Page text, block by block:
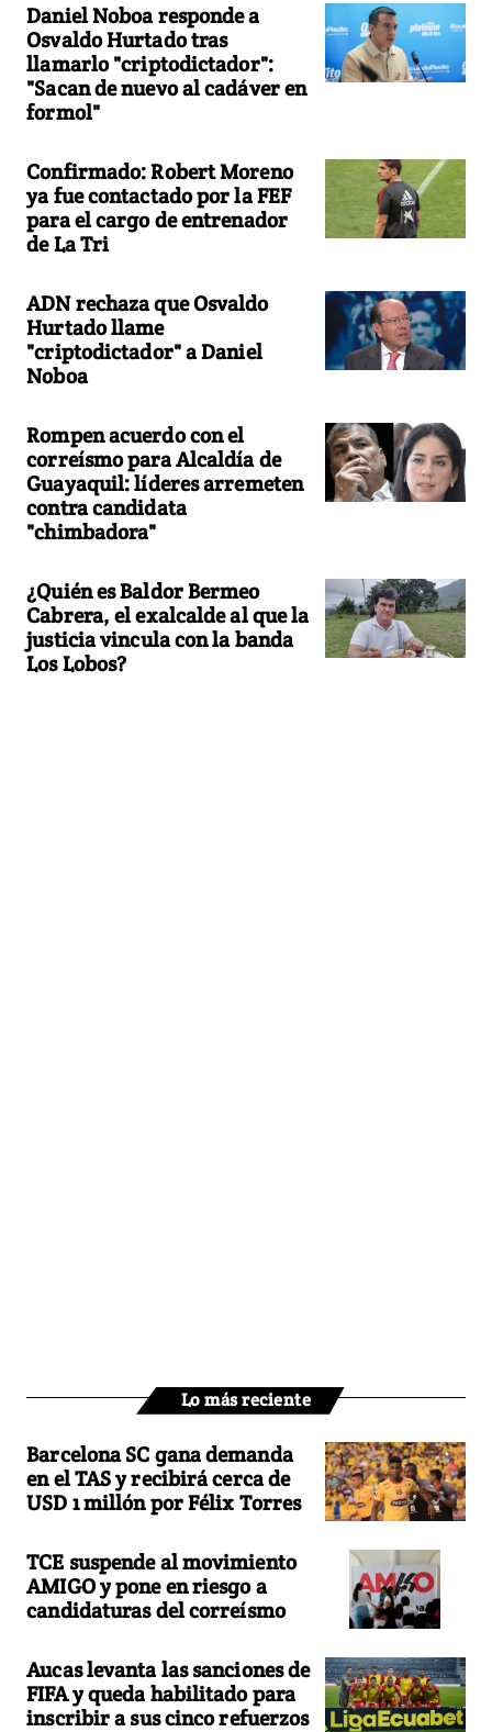
Daniel Noboa responde a
Osvaldo Hurtado tras
llamarlo "criptodictador":
"Sacan de nuevo al cadáver en
formol"
Confirmado: Robert Moreno
ya fue contactado por la FEF
para el cargo de entrenador
de La Tri
ADN rechaza que Osvaldo
Hurtado llame
"criptodictador" a Daniel
Noboa
Rompen acuerdo con el
correísmo para Alcaldía de
Guayaquil: líderes arremeten
contra candidata
"chimbadora"
¿Quién es Baldor Bermeo
Cabrera, el exalcalde al que la
justicia vincula con la banda
Los Lobos?
Lo más reciente
Barcelona SC gana demanda
en el TAS y recibirá cerca de
USD 1 millón por Félix Torres
TCE suspende al movimiento
AMIGO y pone en riesgo a
candidaturas del correísmo
Aucas levanta las sanciones de
FIFA y queda habilitado para
inscribir a sus cinco refuerzos